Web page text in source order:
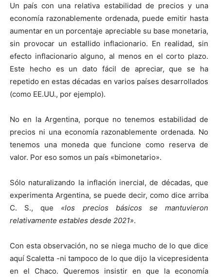
Un país con una relativa estabilidad de precios y una
economía razonablemente ordenada, puede emitir hasta
aumentar en un porcentaje apreciable su base monetaria,
sin provocar un estallido inflacionario. En realidad, sin
efecto inflacionario alguno, al menos en el corto plazo.
Este hecho es un dato fácil de apreciar, que se ha
repetido en estas décadas en varios países desarrollados
(como EE.UU., por ejemplo).
No en la Argentina, porque no tenemos estabilidad de
precios ni una economía razonablemente ordenada. No
tenemos una moneda que funcione como reserva de
valor. Por eso somos un país «bimonetario».
Sólo naturalizando la inflación inercial, de décadas, que
experimenta Argentina, se puede decir, como dice arriba
C. S., que «los precios básicos se mantuvieron
relativamente estables desde 2021».
Con esta observación, no se niega mucho de lo que dice
aquí Scaletta -ni tampoco de lo que dijo la vicepresidenta
en el Chaco. Queremos insistir en que la economía